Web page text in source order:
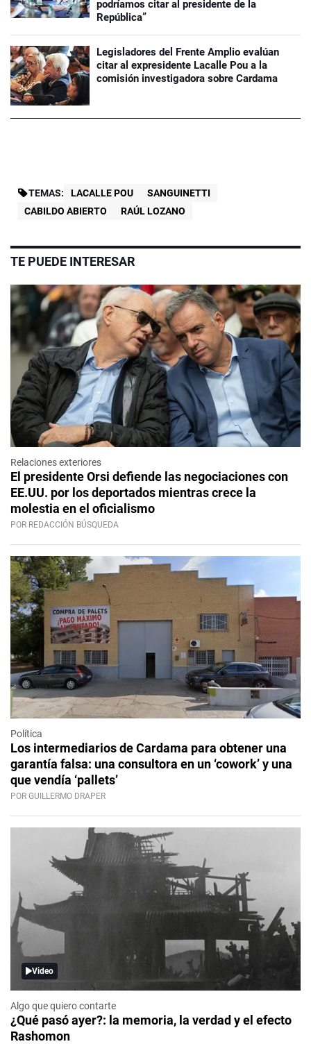
podríamos citar al presidente de la
República”
Legisladores del Frente Amplio evalúan
citar al expresidente Lacalle Pou a la
comisión investigadora sobre Cardama
TEMAS: LACALLE POU
SANGUINETTI
CABILDO ABIERTO
RAÚL LOZANO
TE PUEDE INTERESAR
Relaciones exteriores
El presidente Orsi defiende las negociaciones con
EE.UU. por los deportados mientras crece la
molestia en el oficialismo
POR REDACCIÓN BÚSQUEDA
Política
Los intermediarios de Cardama para obtener una
garantía falsa: una consultora en un ‘cowork’ y una
que vendía ‘pallets’
POR GUILLERMO DRAPER
Video
Algo que quiero contarte
¿Qué pasó ayer?: la memoria, la verdad y el efecto
Rashomon